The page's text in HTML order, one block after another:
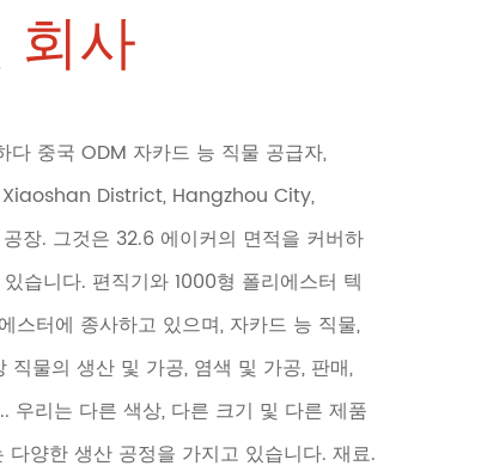
회사
다 중국 ODM 자카드 능 직물 공급자,
District, Hangzhou City,
장. 그것은 32.6 에이커의 면적을 커버하
습니다. 편직기와 1000형 폴리에스터 텍
스터에 종사하고 있으며, 자카드 능 직물,
직물의 생산 및 가공, 염색 및 가공, 판매,
우리는 다른 색상, 다른 크기 및 다른 제품
양한 생산 공정을 가지고 있습니다. 재료.